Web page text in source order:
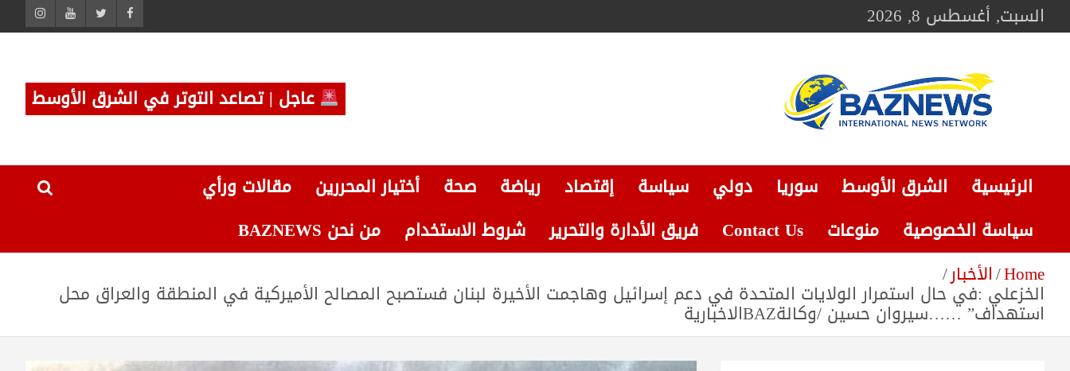
Skip
to السبت, أغسطس 8, 2026
شبكة باز الإخبارية
عاجل | تصاعد التوتر في الشرق الأوسط
الرئيسية الشرق الأوسط سوريا دولي سياسة إقتصاد رياضة صحة أختيار المحررين
مقالات ورأي
سياسة الخصوصية
منوعات Contact Us فريق الأدارة والتحرير شروط الاستخدام
من نحن BAZNEWS
Home الأخبار
الخزعلي :في حال استمرار الولايات المتحدة في دعم إسرائيل وهاجمت الأخيرة لبنان فستصبح المصالح الأميركية في المنطقة والعراق محل
استهداف” ……سيروان حسين /وكالةBAZالاخبارية